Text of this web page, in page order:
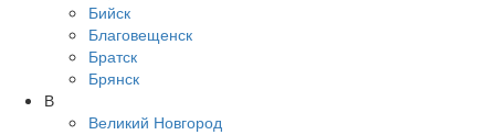
Бийск
Благовещенск
Братск
Брянск
В
Великий Новгород